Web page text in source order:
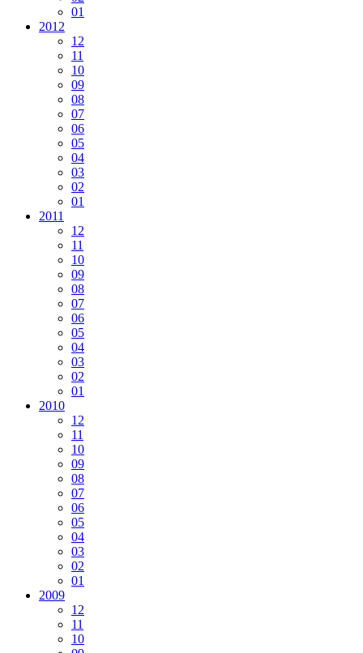
01
2012
12
11
10
09
08
07
06
05
04
03
02
01
2011
12
11
10
09
08
07
06
05
04
03
02
01
2010
12
11
10
09
08
07
06
05
04
03
02
01
2009
12
11
10